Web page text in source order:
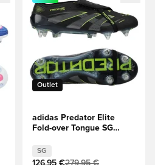
Outlet
adidas Predator Elite
Fold-over Tongue SG
črna/Ogljik/Lucidna
limona
SG
126,95 €279,95 €